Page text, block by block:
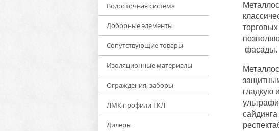
Водосточная система
Доборные элементы
Сопутствующие товары
Изоляционные материалы
Ограждения, заборы
ЛМК,профили ГКЛ
Дилеры
фасады.
гладкую